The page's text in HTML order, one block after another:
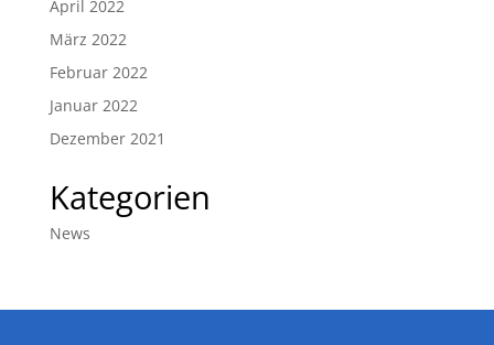
April 2022
März 2022
Februar 2022
Januar 2022
Dezember 2021
Kategorien
News